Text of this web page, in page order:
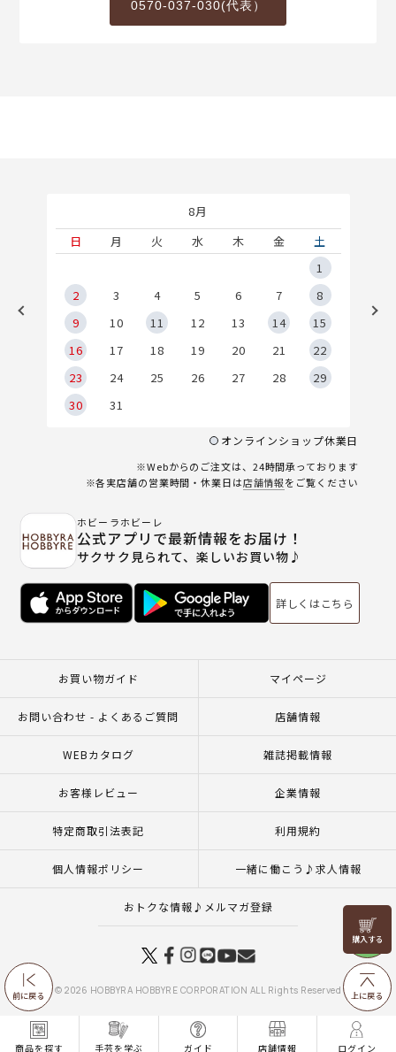
商品を探す 手芸を学ぶ ガイド 店舗情報 ログイン
前に戻る
リリヤン
フェア
上に戻る
0570-037-030(代表）
8月
日
月 火 水 木 金
土
1
2
3 4 5 6 7
8
9
10 11 12 13 14
15
16
17 18 19 20 21
22
23
24 25 26 27 28
29
30
31
オンラインショップ休業日
※Webからのご注文は、24時間承っております
※各実店舗の営業時間・休業日は店舗情報をご覧ください
ホビーラホビーレ
公式アプリで最新情報をお届け！
サクサク見られて、楽しいお買い物♪
詳しくはこちら
お買い物ガイド マイページ
お問い合わせ - よくあるご質問 店舗情報
WEBカタログ 雑誌掲載情報
お客様レビュー 企業情報
特定商取引法表記 利用規約
個人情報ポリシー 一緒に働こう♪求人情報
おトクな情報♪メルマガ登録
© 2026 HOBBYRA HOBBYRE CORPORATION ALL Rights Reserved